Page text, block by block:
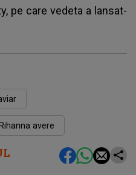
pe care vedeta a lansat-
Rihanna avere